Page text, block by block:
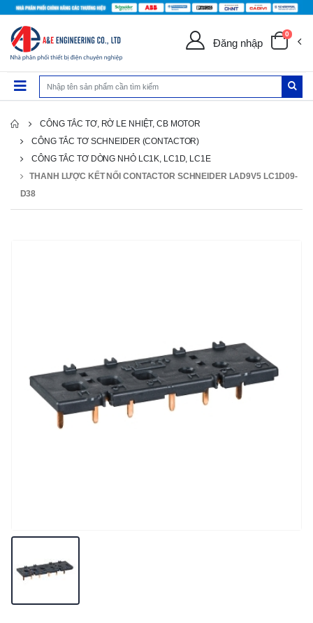
Đăng nhập
0
CÔNG TẮC TƠ, RỜ LE NHIỆT, CB MOTOR
CÔNG TẮC TƠ SCHNEIDER (CONTACTOR)
CÔNG TẮC TƠ DÒNG NHỎ LC1K, LC1D, LC1E
THANH LƯỢC KẾT NỐI CONTACTOR SCHNEIDER LAD9V5 LC1D09-
D38